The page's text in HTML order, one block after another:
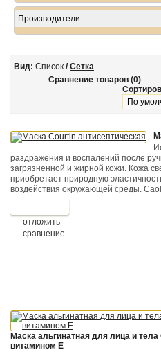
Производители:
Вид: Список / Сетка
Сравнение товаров (0)
раздражения и воспалений после
загрязненной и жирной кожи. Кожа
приобретает природную
воздействия окружающей среды.
отложить
сравнение
Маска альгинатная для лица и
витамином Е